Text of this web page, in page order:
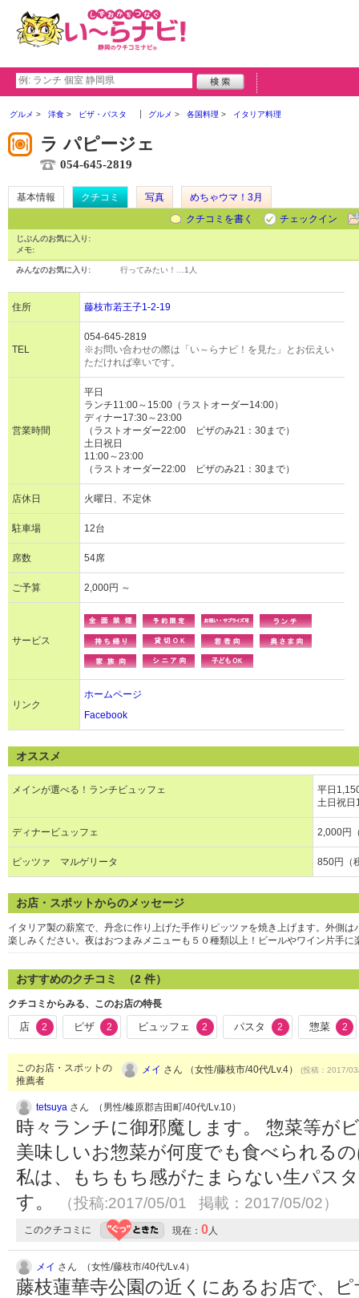
グルメ 洋食 ピザ・パスタ グルメ 各国料理 イタリア料理
ラ パピージェ
054-645-2819
基本情報 クチコミ 写真
めちゃウマ！3月
クチコミを書く
チェックイン
じぶんのお気に入り:
メモ:
みんなのお気に入り: 行ってみたい！… 1人
住所 藤枝市若王子1-2-19
TEL
054-645-2819
※お問い合わせの際は「い～らナビ！を見た」とお伝えい
ただければ幸いです。
営業時間
平日
ランチ11:00～15:00（ラストオーダー14:00）
ディナー17:30～23:00
（ラストオーダー22:00 ピザのみ21：30まで）
土日祝日
11:00～23:00
（ラストオーダー22:00 ピザのみ21：30まで）
店休日 火曜日、不定休
駐車場 12台
席数 54席
ご予算 2,000円 ～
サービス
リンク
ホームページ
Facebook
オススメ
メインが選べる！ランチビュッフェ
平日
土日祝日
ディナービュッフェ 2,000円
ピッツァ マルゲリータ 850円（
お店・スポットからのメッセージ
イタリア製の薪窯で、丹念に作り上げた手作りピッツァを焼き上げます。外側
楽しみください。夜はおつまみメニューも５０種類以上！ビールやワイン片手
おすすめのクチコミ （2 件）
クチコミからみる、このお店の特長
店 2 ピザ 2 ビュッフェ 2 パスタ 2 惣菜 2
このお店・スポットの
推薦者
メイ さん （女性/藤枝市/40代/Lv.4） (投稿：2017/
tetsuya さん （男性/榛原郡吉田町/40代/Lv.10）
時々ランチに御邪魔します。 惣菜等が
美味しいお惣菜が何度でも食べられる
私は、もちもち感がたまらない生パス
す。
（投稿:2017/05/01 掲載：2017/05/02）
このクチコミに 現在： 0 人
メイ さん （女性/藤枝市/40代/Lv.4）
藤枝蓮華寺公園の近くにあるお店で、